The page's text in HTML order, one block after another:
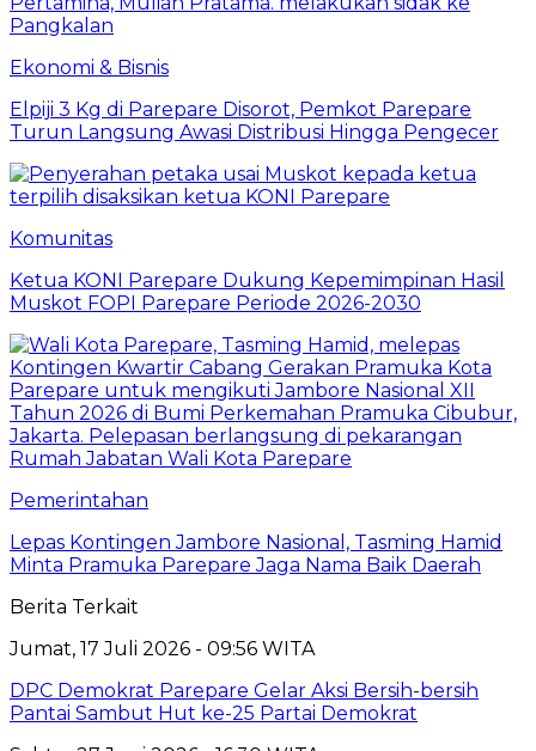
Ekonomi & Bisnis
Elpiji 3 Kg di Parepare Disorot, Pemkot Parepare
Turun Langsung Awasi Distribusi Hingga Pengecer
Komunitas
Ketua KONI Parepare Dukung Kepemimpinan Hasil
Muskot FOPI Parepare Periode 2026-2030
Pemerintahan
Lepas Kontingen Jambore Nasional, Tasming Hamid
Minta Pramuka Parepare Jaga Nama Baik Daerah
Berita Terkait
Jumat, 17 Juli 2026 - 09:56 WITA
DPC Demokrat Parepare Gelar Aksi Bersih-bersih
Pantai Sambut Hut ke-25 Partai Demokrat